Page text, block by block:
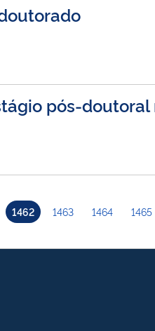
pós-doutoral
1462 1463 1464 1465